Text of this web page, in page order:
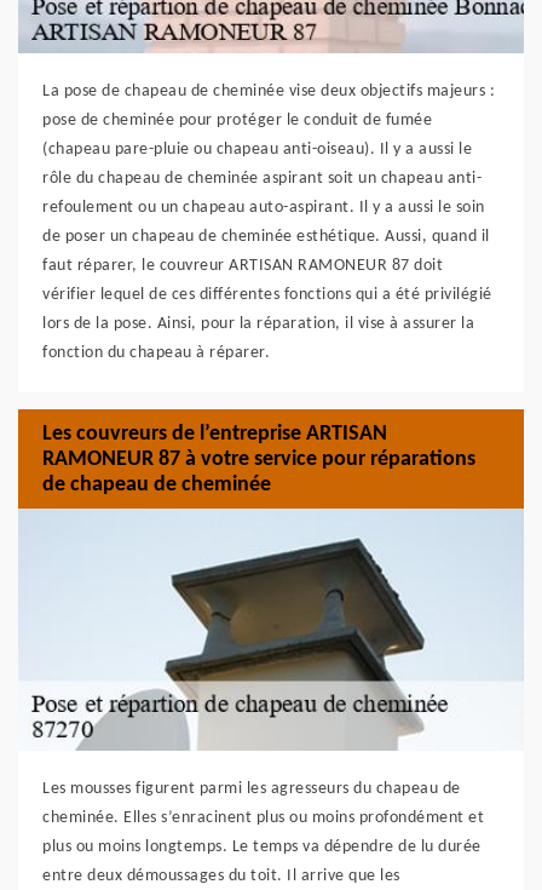
La pose de chapeau de cheminée vise deux objectifs majeurs :
pose de cheminée pour protéger le conduit de fumée
(chapeau pare-pluie ou chapeau anti-oiseau). Il y a aussi le
rôle du chapeau de cheminée aspirant soit un chapeau anti-
refoulement ou un chapeau auto-aspirant. Il y a aussi le soin
de poser un chapeau de cheminée esthétique. Aussi, quand il
faut réparer, le couvreur ARTISAN RAMONEUR 87 doit
vérifier lequel de ces différentes fonctions qui a été privilégié
lors de la pose. Ainsi, pour la réparation, il vise à assurer la
fonction du chapeau à réparer.
Les couvreurs de l’entreprise ARTISAN
RAMONEUR 87 à votre service pour réparations
de chapeau de cheminée
Les mousses figurent parmi les agresseurs du chapeau de
cheminée. Elles s’enracinent plus ou moins profondément et
plus ou moins longtemps. Le temps va dépendre de lu durée
entre deux démoussages du toit. Il arrive que les